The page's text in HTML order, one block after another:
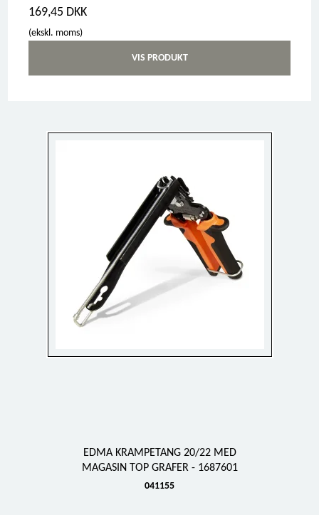
169,45 DKK
(ekskl. moms)
VIS PRODUKT
EDMA KRAMPETANG 20/22 MED
MAGASIN TOP GRAFER - 1687601
041155